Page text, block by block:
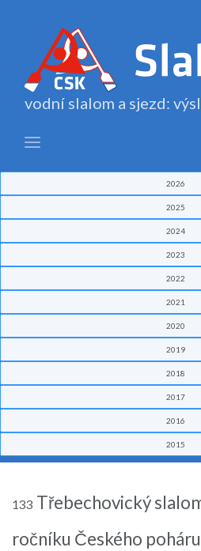
vodní slalom a sjezd:
2026
2025
2024
2023
2022
2021
2020
2019
2018
2017
2016
2015
133 Třebechovický
ročníku Českého